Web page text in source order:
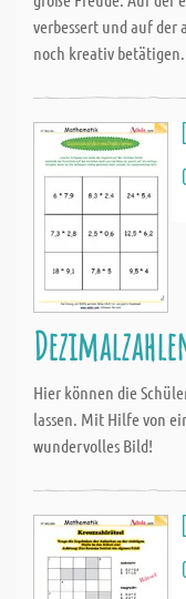
verbessert und auf der
noch kreativ betätigen.
Hier können die
lassen. Mit Hilfe von
wundervolles Bild!